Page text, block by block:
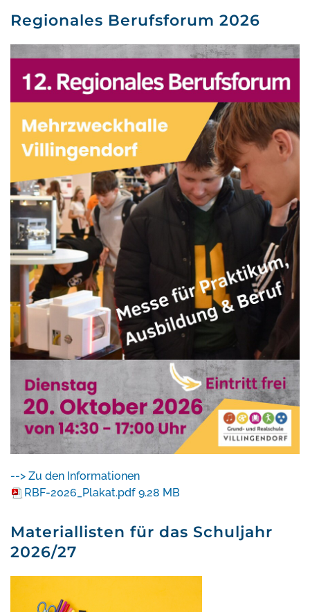
Regionales Berufsforum 2026
--> Zu den Informationen
RBF-2026_Plakat.pdf 9.28 MB
Materiallisten für das Schuljahr
2026/27